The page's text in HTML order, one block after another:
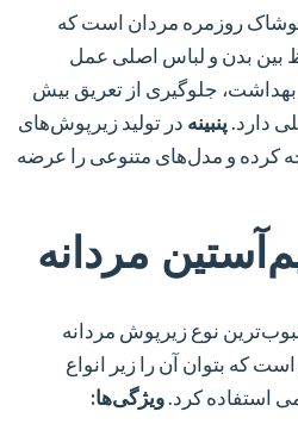
روزمره مردان است که
بین بدن و لباس اصلی عمل
جلوگیری از تعریق بیش
دارد.پنبینه در تولید زیرپوش‌های
کرده و مدل‌های متنوعی را عرضه
نوع زیرپوش مردانه
که بتوان آن را زیر انواع
استفاده کرد.ویژگی‌ها: